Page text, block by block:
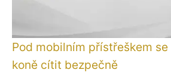
Pod mobilním přístřeškem
koně cítit bezpečně